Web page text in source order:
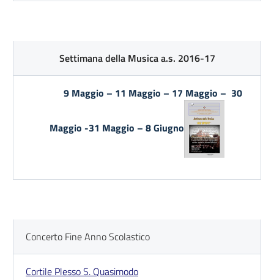
Settimana della Musica a.s. 2016-17
9 Maggio – 11 Maggio – 17 Maggio – 30
Maggio -31 Maggio – 8 Giugno
Concerto Fine Anno Scolastico
Cortile Plesso S. Quasimodo